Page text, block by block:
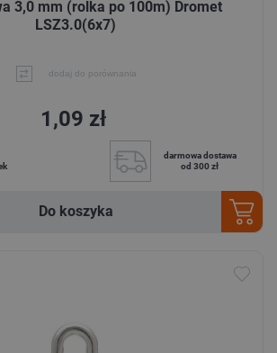
3,0 mm (rolka po 100m) Dromet
LSZ3.0(6x7)
dodaj do porównania
1,09 zł
darmowa dostawa
od 300 zł
Do koszyka